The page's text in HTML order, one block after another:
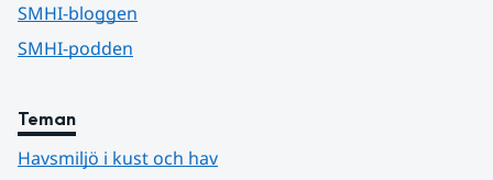
SMHI-bloggen
SMHI-podden
Teman
Havsmiljö i kust och hav